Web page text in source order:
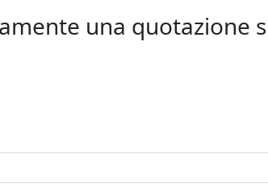
una quotazione